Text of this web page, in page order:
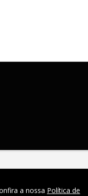
a nossa Política de